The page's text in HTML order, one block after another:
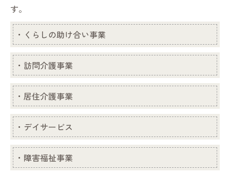
す。
・くらしの助け合い事業
・訪問介護事業
・居住介護事業
・デイサービス
・障害福祉事業